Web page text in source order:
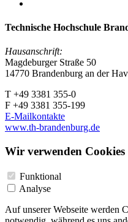
Technische Hochschule
Hausanschrift:
Magdeburger Straße 50
14770 Brandenburg an der
T +49 3381 355-0
F +49 3381 355-199
E-Mailkontakte
www.th-brandenburg.de
Wir verwenden Cookies
Funktional
Analyse
Auf unserer Webseite werden